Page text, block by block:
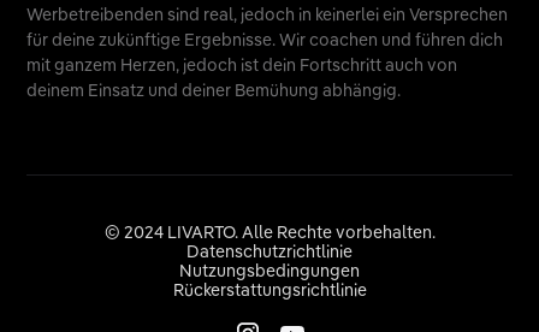
Werbetreibenden sind real, jedoch in keinerlei ein Versprechen
für deine zukünftige Ergebnisse. Wir coachen und führen dich
mit ganzem Herzen, jedoch ist dein Fortschritt auch von
deinem Einsatz und deiner Bemühung abhängig.
© 2024 LIVARTO. Alle Rechte vorbehalten.
Datenschutzrichtlinie
Nutzungsbedingungen
Rückerstattungsrichtlinie